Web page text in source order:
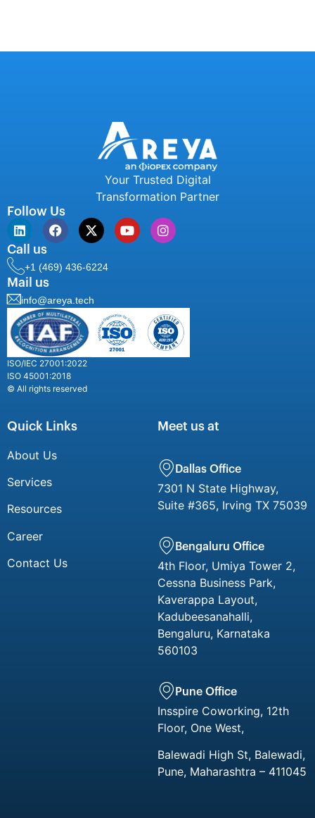
Your Trusted Digital
Transformation Partner
Follow Us
Call us
+1 (469) 436-6224
Mail us
info@areya.tech
ISO/IEC 27001:2022
ISO 45001:2018
© All rights reserved
Quick Links
About Us
Services
Resources
Career
Contact Us
Meet us at
Dallas Office
7301 N State Highway,
Suite #365, Irving TX 75039
Bengaluru Office
4th Floor, Umiya Tower 2,
Cessna Business Park,
Kaverappa Layout,
Kadubeesanahalli,
Bengaluru, Karnataka
560103
Pune Office
Insspire Coworking, 12th
Floor, One West,
Balewadi High St, Balewadi,
Pune, Maharashtra – 411045